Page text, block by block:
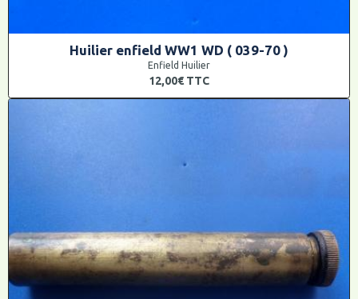
Huilier enfield WW1 WD ( 039-70 )
Enfield Huilier
12,00€ TTC